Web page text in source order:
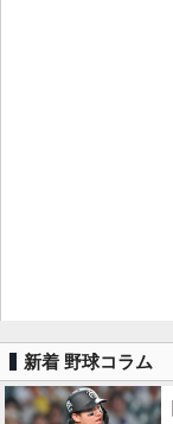
新着 野球コラム